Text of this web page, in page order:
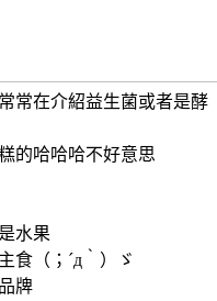
常在介紹益生菌或者是酵
的哈哈哈不好意思
水果
食（；´д｀）ゞ
牌